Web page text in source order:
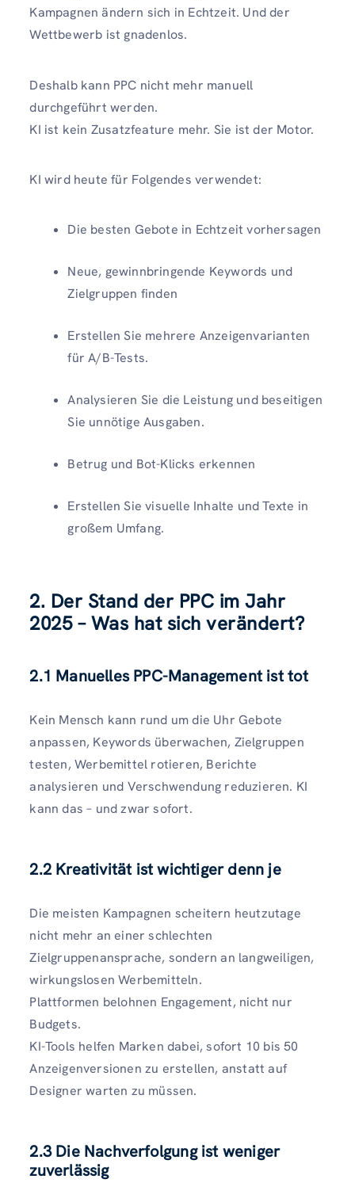
Kampagnen ändern sich in Echtzeit. Und der
Wettbewerb ist gnadenlos.
Deshalb kann PPC nicht mehr manuell
durchgeführt werden.
KI ist kein Zusatzfeature mehr. Sie ist der Motor.
KI wird heute für Folgendes verwendet:
Die besten Gebote in Echtzeit vorhersagen
Neue, gewinnbringende Keywords und
Zielgruppen finden
Erstellen Sie mehrere Anzeigenvarianten
für A/B-Tests.
Analysieren Sie die Leistung und beseitigen
Sie unnötige Ausgaben.
Betrug und Bot-Klicks erkennen
Erstellen Sie visuelle Inhalte und Texte in
großem Umfang.
2. Der Stand der PPC im Jahr
2025 – Was hat sich verändert?
2.1 Manuelles PPC-Management ist tot
Kein Mensch kann rund um die Uhr Gebote
anpassen, Keywords überwachen, Zielgruppen
testen, Werbemittel rotieren, Berichte
analysieren und Verschwendung reduzieren. KI
kann das – und zwar sofort.
2.2 Kreativität ist wichtiger denn je
Die meisten Kampagnen scheitern heutzutage
nicht mehr an einer schlechten
Zielgruppenansprache, sondern an langweiligen,
wirkungslosen Werbemitteln.
Plattformen belohnen Engagement, nicht nur
Budgets.
KI-Tools helfen Marken dabei, sofort 10 bis 50
Anzeigenversionen zu erstellen, anstatt auf
Designer warten zu müssen.
2.3 Die Nachverfolgung ist weniger
zuverlässig